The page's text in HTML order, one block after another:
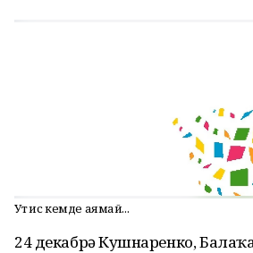
Ут һис кемде аямай...
24 декабрҙә Кушнаренко,